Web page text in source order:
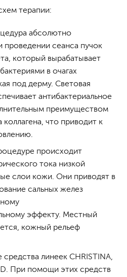
терапии:
абсолютно
проведении сеанса пучок
который вырабатывает
в очагах
под дерму. Световая
антибактериальное
преимуществом
коллагена, что приводит к
происходит
тока низкой
слои кожи. Они приводят в
сальных желез
эффекту. Местный
кожный рельеф
линеек CHRISTINA,
При помощи этих средств